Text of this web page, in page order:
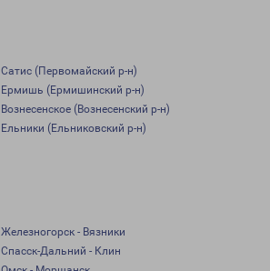
Сатис (Первомайский р-н)
Ермишь (Ермишинский р-н)
Вознесенское (Вознесенский р-н)
Ельники (Ельниковский р-н)
Железногорск - Вязники
Спасск-Дальний - Клин